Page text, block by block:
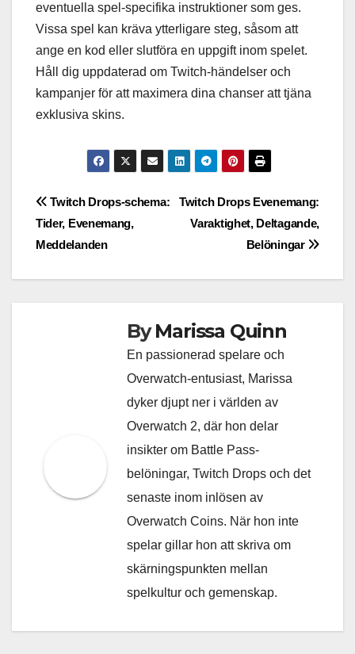
eventuella spel-specifika instruktioner som ges.
Vissa spel kan kräva ytterligare steg, såsom att
ange en kod eller slutföra en uppgift inom spelet.
Håll dig uppdaterad om Twitch-händelser och
kampanjer för att maximera dina chanser att tjäna
exklusiva skins.
Post
navigation
Twitch Drops Evenemang:
Varaktighet, Deltagande,
Belöningar
Twitch Drops-schema:
Tider, Evenemang,
Meddelanden
ByMarissa Quinn
En passionerad spelare och
Overwatch-entusiast, Marissa
dyker djupt ner i världen av
Overwatch 2, där hon delar
insikter om Battle Pass-
belöningar, Twitch Drops och det
senaste inom inlösen av
Overwatch Coins. När hon inte
spelar gillar hon att skriva om
skärningspunkten mellan
spelkultur och gemenskap.